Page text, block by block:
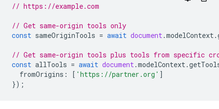
// https://example.com
// Get same-origin tools only
const sameOriginTools = await document.modelContext.
// Get same-origin tools plus tools from specific
const allTools = await document.modelContext.
fromOrigins : [ 'https://partner.org' ]
});